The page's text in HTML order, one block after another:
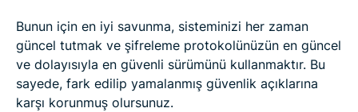
Bunun için en iyi savunma, sisteminizi her zaman
güncel tutmak ve şifreleme protokolünüzün en güncel
ve dolayısıyla en güvenli sürümünü kullanmaktır. Bu
sayede, fark edilip yamalanmış güvenlik açıklarına
karşı korunmuş olursunuz.